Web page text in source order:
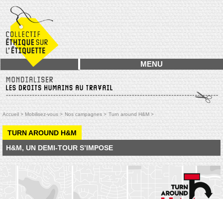
MENU
Accueil > Mobilisez-vous > Nos campagnes > Turn around H&M >
TURN AROUND H&M
H&M, UN DEMI-TOUR S’IMPOSE